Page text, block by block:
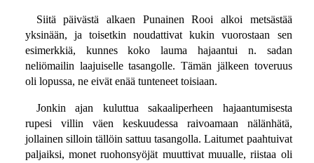
Siitä päivästä alkaen Punainen Rooi alkoi metsästää
yksinään, ja toisetkin noudattivat kukin vuorostaan sen
esimerkkiä, kunnes koko lauma hajaantui n. sadan
neliömailin laajuiselle tasangolle. Tämän jälkeen toveruus
oli lopussa, ne eivät enää tunteneet toisiaan.
Jonkin ajan kuluttua sakaaliperheen hajaantumisesta
rupesi villin väen keskuudessa raivoamaan nälänhätä,
jollainen silloin tällöin sattuu tasangolla. Laitumet paahtuivat
paljaiksi, monet ruohonsyöjät muuttivat muualle, riistaa oli